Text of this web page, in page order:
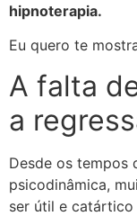
hipnoterapia.
Eu quero te
A falta
a
Desde os tempos
psicodinâmica,
ser útil e catártico